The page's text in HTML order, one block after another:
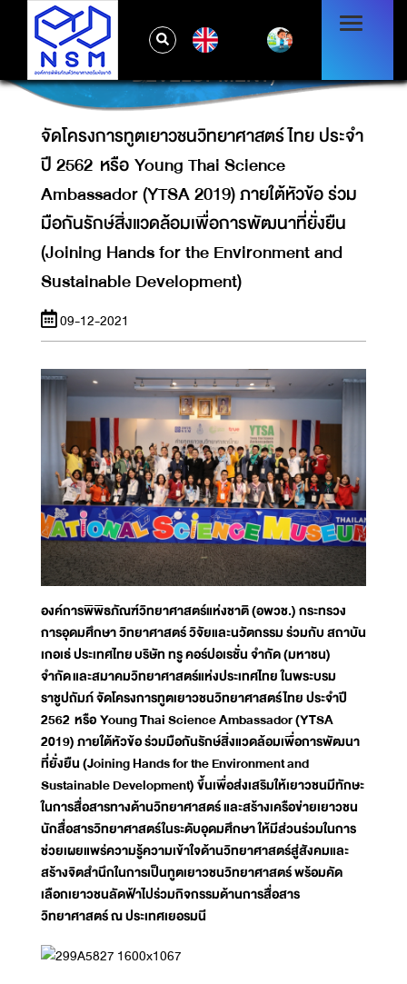
ร่วมมือกันรักษ์สิ่งแวดล้อมเพื่อการพัฒนาที่ยั่งยืน
(JOINING HANDS FOR THE
ENVIRONMENT AND SUSTAINABLE
DEVELOPMENT)
จัดโครงการทูตเยาวชนวิทยาศาสตร์ไทย ประจำ
ปี 2562 หรือ Young Thai Science
Ambassador (YTSA 2019) ภายใต้หัวข้อ ร่วม
มือกันรักษ์สิ่งแวดล้อมเพื่อการพัฒนาที่ยั่งยืน
(Joining Hands for the Environment and
Sustainable Development)
09-12-2021
องค์การพิพิธภัณฑ์วิทยาศาสตร์แห่งชาติ (อพวช.) กระทรวง
การอุดมศึกษา วิทยาศาสตร์ วิจัยและนวัตกรรม ร่วมกับ สถาบัน
เกอเธ่ ประเทศไทยบริษัท ทรู คอร์ปอเรชั่น จำกัด (มหาชน)
จำกัดและสมาคมวิทยาศาสตร์แห่งประเทศไทย ในพระบรม
ราชูปถัมภ์ จัดโครงการทูตเยาวชนวิทยาศาสตร์ไทย ประจำปี
2562 หรือYoung Thai Science Ambassador (YTSA
2019) ภายใต้หัวข้อ ร่วมมือกันรักษ์สิ่งแวดล้อมเพื่อการพัฒนา
ที่ยั่งยืน (Joining Hands for the Environment and
Sustainable Development) ขึ้นเพื่อส่งเสริมให้เยาวชนมีทักษะ
ในการสื่อสารทางด้านวิทยาศาสตร์ และสร้างเครือข่ายเยาวชน
นักสื่อสารวิทยาศาสตร์ในระดับอุดมศึกษา ให้มีส่วนร่วมในการ
ช่วยเผยแพร่ความรู้ความเข้าใจด้านวิทยาศาสตร์สู่สังคมและ
สร้างจิตสำนึกในการเป็นทูตเยาวชนวิทยาศาสตร์ พร้อมคัด
เลือกเยาวชนลัดฟ้าไปร่วมกิจกรรมด้านการสื่อสาร
วิทยาศาสตร์ ณ ประเทศเยอรมนี